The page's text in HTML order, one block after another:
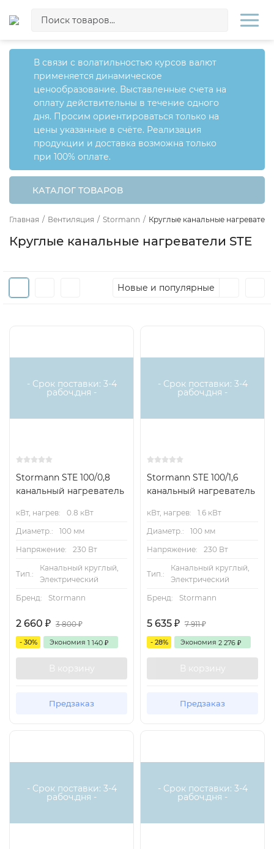
В связи с волатильностью курсов валют
применяется динамическое
ценообразование. Выставленные счета на
оплату действительны в течение одного
дня. Просим ориентироваться только на
цены указанные в счёте. Реализация
продукции и доставка возможна только
при 100% оплате.
КАТАЛОГ ТОВАРОВ
Главная / Вентиляция / Stormann / Круглые канальные нагреватели
Круглые канальные нагреватели STE
Новые и популярные
- Срок поставки: 3-4
рабоч.дня -
Stormann STE 100/0,8
канальный нагреватель
кВт, нагрев:
0.8 кВт
Диаметр.:
100 мм
Напряжение:
230 Вт
Тип.:
Канальный круглый,
Электрический
Бренд:
Stormann
2 660 ₽ 3 800₽
- 30% Экономия 1 140 ₽
В корзину
Предзаказ
- Срок поставки: 3-4
рабоч.дня -
Stormann STE 100/1,6
канальный нагреватель
кВт, нагрев:
1.6 кВт
Диаметр.:
100 мм
Напряжение:
230 Вт
Тип.:
Канальный круглый,
Электрический
Бренд:
Stormann
5 635 ₽ 7 911₽
- 28% Экономия 2 276 ₽
В корзину
Предзаказ
- Срок поставки: 3-4
рабоч.дня -
- Срок поставки: 3-4
рабоч.дня -